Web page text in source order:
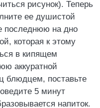
рисунок). Теперь
ее душистой
последнюю на дно
которая к этому
в кипящем
аккуратной
блюдцем, поставьте
5 минут
напиток.